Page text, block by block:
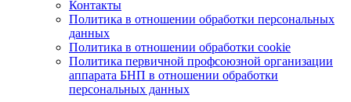
Контакты
Политика в отношении обработки персональных
данных
Политика в отношении обработки cookie
Политика первичной профсоюзной организации
аппарата БНП в отношении обработки
персональных данных